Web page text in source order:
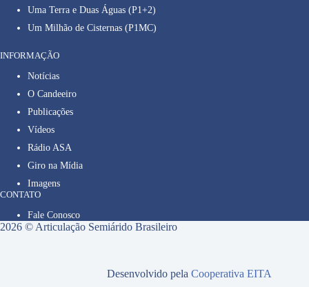
Uma Terra e Duas Águas (P1+2)
Um Milhão de Cisternas (P1MC)
INFORMAÇÃO
Notícias
O Candeeiro
Publicações
Vídeos
Rádio ASA
Giro na Mídia
Imagens
CONTATO
Fale Conosco
2026 © Articulação Semiárido Brasileiro
Desenvolvido pelaCooperativa EITA